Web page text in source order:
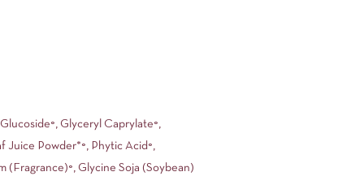
Glyceryl Caprylate°,
Juice Powder*°, Phytic Acid°,
(Fragrance)°, Glycine Soja (Soybean)